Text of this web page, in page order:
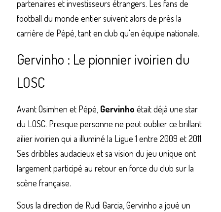
partenaires et investisseurs étrangers. Les fans de
football du monde entier suivent alors de près la
carrière de Pépé, tant en club qu'en équipe nationale.
Gervinho : Le pionnier ivoirien du
LOSC
Avant Osimhen et Pépé, Gervinho était déjà une star
du LOSC. Presque personne ne peut oublier ce brillant
ailier ivoirien qui a illuminé la Ligue 1 entre 2009 et 2011.
Ses dribbles audacieux et sa vision du jeu unique ont
largement participé au retour en force du club sur la
scène française.
Sous la direction de Rudi Garcia, Gervinho a joué un